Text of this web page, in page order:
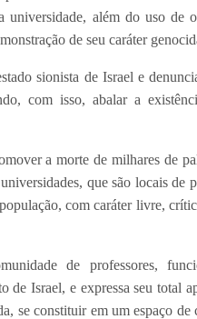
universidade, além do uso de
de seu caráter
sionista de Israel e
com isso, abalar a
a morte de milhares de
que são locais de
com caráter livre,
de professores,
Israel, e expressa seu total
se constituir em um espaço